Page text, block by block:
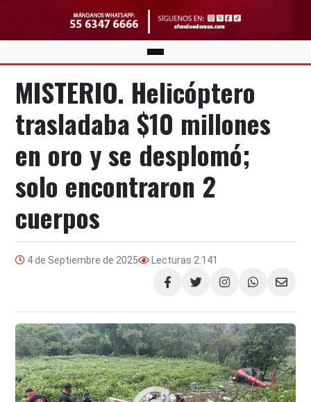
MISTERIO. Helicóptero
trasladaba $10 millones
en oro y se desplomó;
solo encontraron 2
cuerpos
4 de Septiembre de 2025 Lecturas 2.141
Compartir